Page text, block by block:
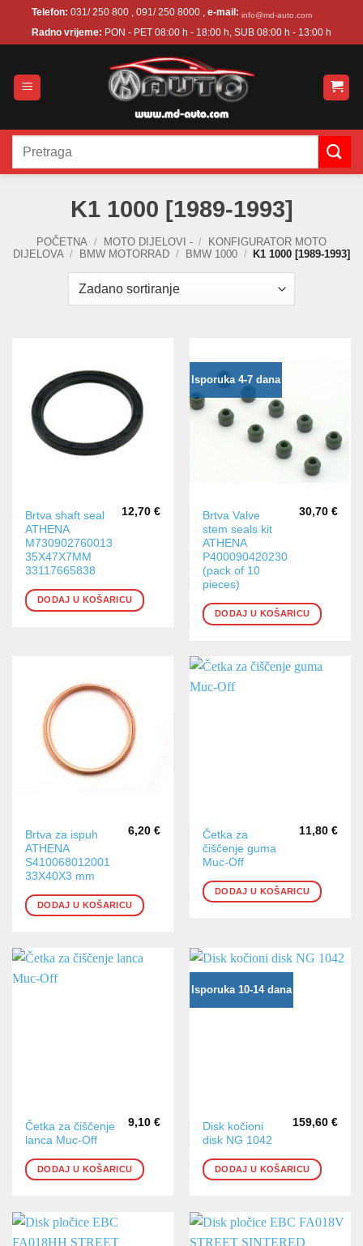
Telefon: 031/ 250 800 , 091/ 250 8000 , e-mail: info@md-auto.com
Radno vrijeme: PON - PET 08:00 h - 18:00 h, SUB 08:00 h - 13:00 h
Pretraži:
K1 1000 [1989-1993]
POČETNA / MOTO DIJELOVI - /
KONFIGURATOR MOTO
DIJELOVA / BMW MOTORRAD / BMW 1000 / K1 1000 [1989-1993]
Brtva shaft seal
ATHENA
M730902760013
35X47X7MM
33117665838
12,70 €
DODAJ U KOŠARICU
Isporuka 4-7 dana
Brtva Valve
stem seals kit
ATHENA
P400090420230
(pack of 10
pieces)
30,70 €
DODAJ U KOŠARICU
Brtva za ispuh
ATHENA
S410068012001
33X40X3 mm
6,20 €
DODAJ U KOŠARICU
Četka za
čiščenje guma
Muc-Off
11,80 €
DODAJ U KOŠARICU
Četka za čiščenje
lanca Muc-Off
9,10 €
DODAJ U KOŠARICU
Isporuka 10-14 dana
Disk kočioni
disk NG 1042
159,60 €
DODAJ U KOŠARICU